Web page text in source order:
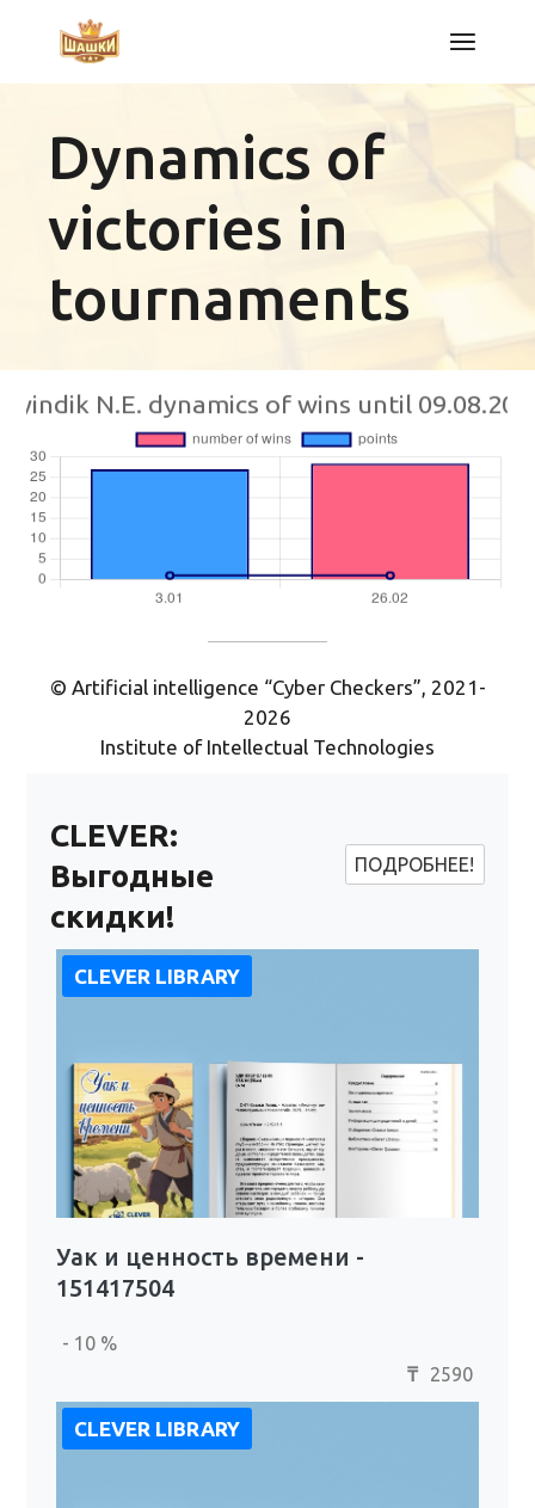
Dynamics of
victories in
tournaments
© Artificial intelligence “Cyber Checkers”, 2021-
2026
Institute of Intellectual Technologies
CLEVER:
Выгодные
скидки!
ПОДРОБНЕЕ!
CLEVER LIBRARY
Уак и ценность времени -
151417504
- 10 %
₸ 2590
CLEVER LIBRARY